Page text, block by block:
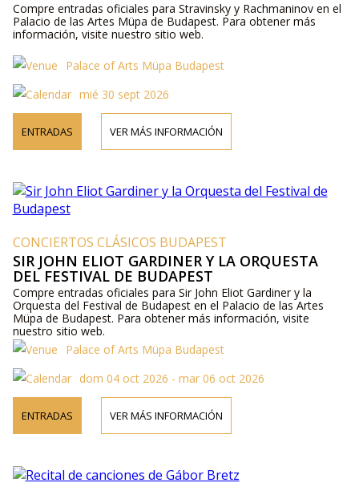
Compre entradas oficiales para Stravinsky y Rachmaninov en el
Palacio de las Artes Müpa de Budapest. Para obtener más
información, visite nuestro sitio web.
Palace of Arts Müpa Budapest
mié 30 sept 2026
ENTRADAS VER MÁS INFORMACIÓN
CONCIERTOS CLÁSICOS BUDAPEST
SIR JOHN ELIOT GARDINER Y LA ORQUESTA
DEL FESTIVAL DE BUDAPEST
Compre entradas oficiales para Sir John Eliot Gardiner y la
Orquesta del Festival de Budapest en el Palacio de las Artes
Müpa de Budapest. Para obtener más información, visite
nuestro sitio web.
Palace of Arts Müpa Budapest
dom 04 oct 2026 - mar 06 oct 2026
ENTRADAS VER MÁS INFORMACIÓN